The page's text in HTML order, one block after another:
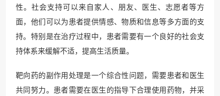
性。社会支持可以来自家人、朋友、医生、志愿者等方
面，他们可以为患者提供情感、物质和信息等多方面的支
持。特别是在治疗过程中，患者需要有一个良好的社会支
持体系来缓解不适，提高生活质量。
靶向药的副作用处理是一个综合性问题，需要患者和医生
共同努力。患者需要在医生的指导下合理使用药物，并采